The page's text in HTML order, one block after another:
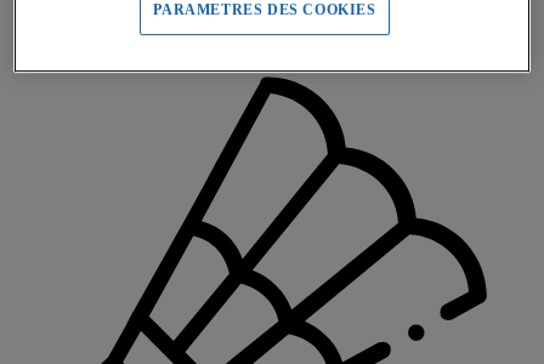
PARAMETRES DES COOKIES